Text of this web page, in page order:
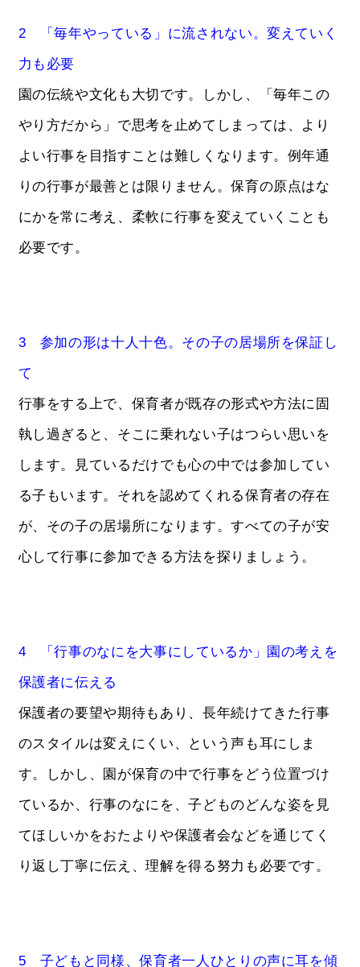
2 「毎年やっている」に流されない。変えていく
力も必要
園の伝統や文化も大切です。しかし、「毎年この
やり方だから」で思考を止めてしまっては、より
よい行事を目指すことは難しくなります。例年通
りの行事が最善とは限りません。保育の原点はな
にかを常に考え、柔軟に行事を変えていくことも
必要です。
3 参加の形は十人十色。その子の居場所を保証し
て
行事をする上で、保育者が既存の形式や方法に固
執し過ぎると、そこに乗れない子はつらい思いを
します。見ているだけでも心の中では参加してい
る子もいます。それを認めてくれる保育者の存在
が、その子の居場所になります。すべての子が安
心して行事に参加できる方法を探りましょう。
4 「行事のなにを大事にしているか」園の考えを
保護者に伝える
保護者の要望や期待もあり、長年続けてきた行事
のスタイルは変えにくい、という声も耳にしま
す。しかし、園が保育の中で行事をどう位置づけ
ているか、行事のなにを、子どものどんな姿を見
てほしいかをおたよりや保護者会などを通じてく
り返し丁寧に伝え、理解を得る努力も必要です。
5 子どもと同様、保育者一人ひとりの声に耳を傾